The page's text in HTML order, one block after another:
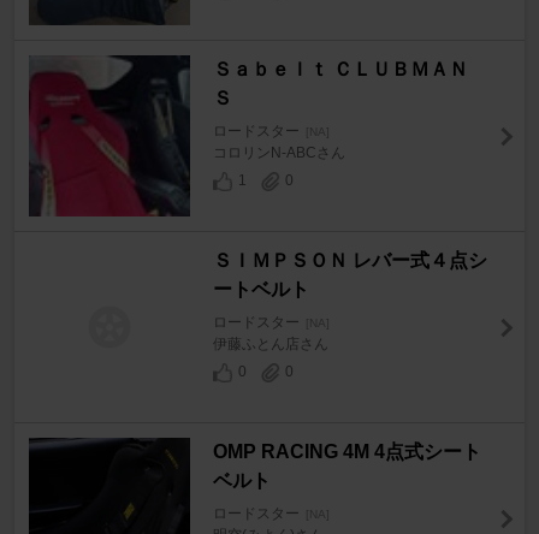
Ｓａｂｅｌｔ ＣＬＵＢＭＡＮ
Ｓ
ロードスター [NA]
コロリンN-ABCさん
1
0
ＳＩＭＰＳＯＮ レバー式４点シ
ートベルト
ロードスター [NA]
伊藤ふとん店さん
0
0
OMP RACING 4M 4点式シート
ベルト
ロードスター [NA]